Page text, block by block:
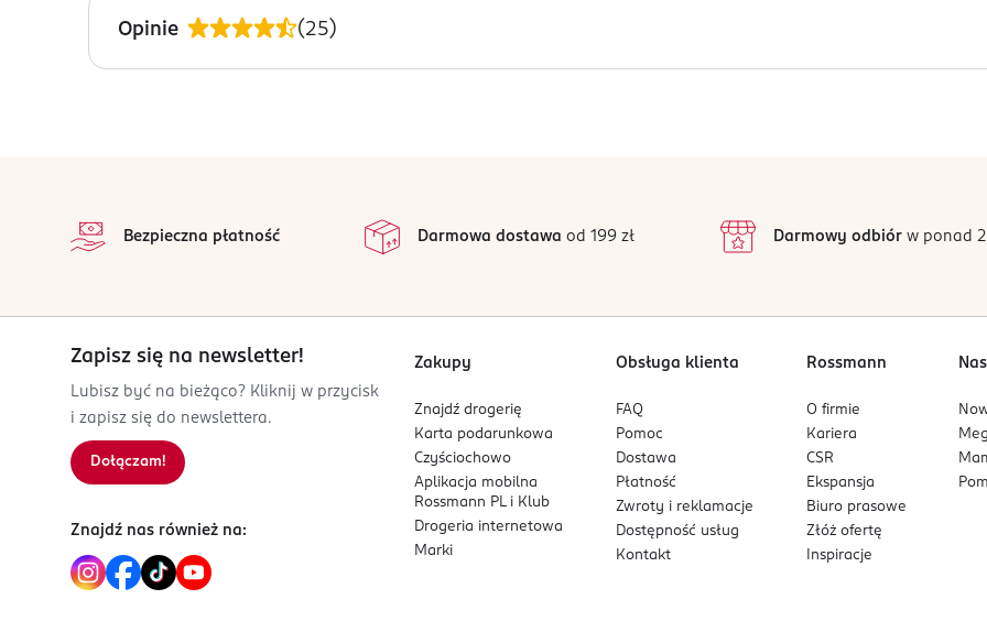
Do wszystkich zakresów twardości wody. Gdy ładunek pralki przekracza 4,5 kg lub pranie jest mocno zabrudzone,
oryginalnym opakowaniu. Nie dotykać mokrymi rękami. Nie ściskać, nie przebijać, nie rozrywać i nie przecinać
PRZYPADKU POLKNIĘCIA: wypłukać usta. NIE wywoływać wymiotów. Natychmiast skontaktować się z OŚRODKIEM
zasięgnięcia porady lekarza należy pokazać pojemnik lub etykietę. Zawartość/ pojemnik usuwać do
PRODUCENT/PODMIOT ODPOWIEDZIALNY
Domaniewska 41
02-672
Warszawa
consumerservice.pl@henkel.com
225656000
9 000101 829068
Opinie (25)
2
1
Bezpieczna płatność Darmowa dostawa od 199 zł Darmowy odbiórw ponad
Zapisz się na newsletter!
Lubisz być na bieżąco? Kliknij w przycisk
i zapisz się do newslettera.
Dołączam!
Znajdź nas również na:
Zakupy
Znajdź drogerię
Karta podarunkowa
Czyściochowo
Aplikacja mobilna
Rossmann PL i Klub
Drogeria internetowa
Marki
Obsługa klienta
FAQ
Pomoc
Dostawa
Płatność
Zwroty i reklamacje
Dostępność usług
Kontakt
Rossmann
O firmie
Kariera
CSR
Ekspansja
Biuro prasowe
Złóż ofertę
Inspiracje